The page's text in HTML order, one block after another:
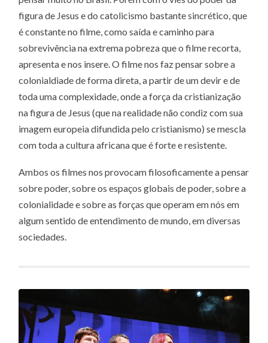
figura de Jesus e do catolicismo bastante sincrético, que
é constante no filme, como saída e caminho para
sobrevivência na extrema pobreza que o filme recorta,
apresenta e nos insere. O filme nos faz pensar sobre a
colonialdiade de forma direta, a partir de um devir e de
toda uma complexidade, onde a força da cristianização
na figura de Jesus (que na realidade não condiz com sua
imagem europeia difundida pelo cristianismo) se mescla
com toda a cultura africana que é forte e resistente.
Ambos os filmes nos provocam filosoficamente a pensar
sobre poder, sobre os espaços globais de poder, sobre a
colonialidade e sobre as forças que operam em nós em
algum sentido de entendimento de mundo, em diversas
sociedades.